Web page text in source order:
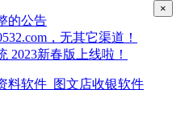
的公告
，无其它渠道！
2023新春版上线啦！
×